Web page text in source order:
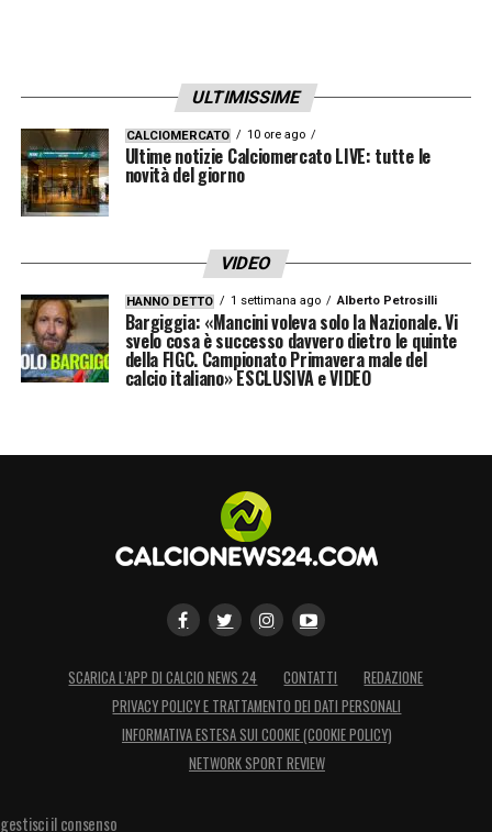
ULTIMISSIME
CALCIOMERCATO 10 ore ago
Ultime notizie Calciomercato LIVE: tutte le
novità del giorno
VIDEO
HANNO DETTO 1 settimana ago Alberto Petrosilli
Bargiggia: «Mancini voleva solo la Nazionale. Vi
svelo cosa è successo davvero dietro le quinte
della FIGC. Campionato Primavera male del
calcio italiano» ESCLUSIVA e VIDEO
SCARICA L’APP DI CALCIO NEWS 24 CONTATTI
REDAZIONE
PRIVACY POLICY E TRATTAMENTO DEI DATI PERSONALI
INFORMATIVA ESTESA SUI COOKIE (COOKIE POLICY)
NETWORK SPORT REVIEW
gestisci il consenso